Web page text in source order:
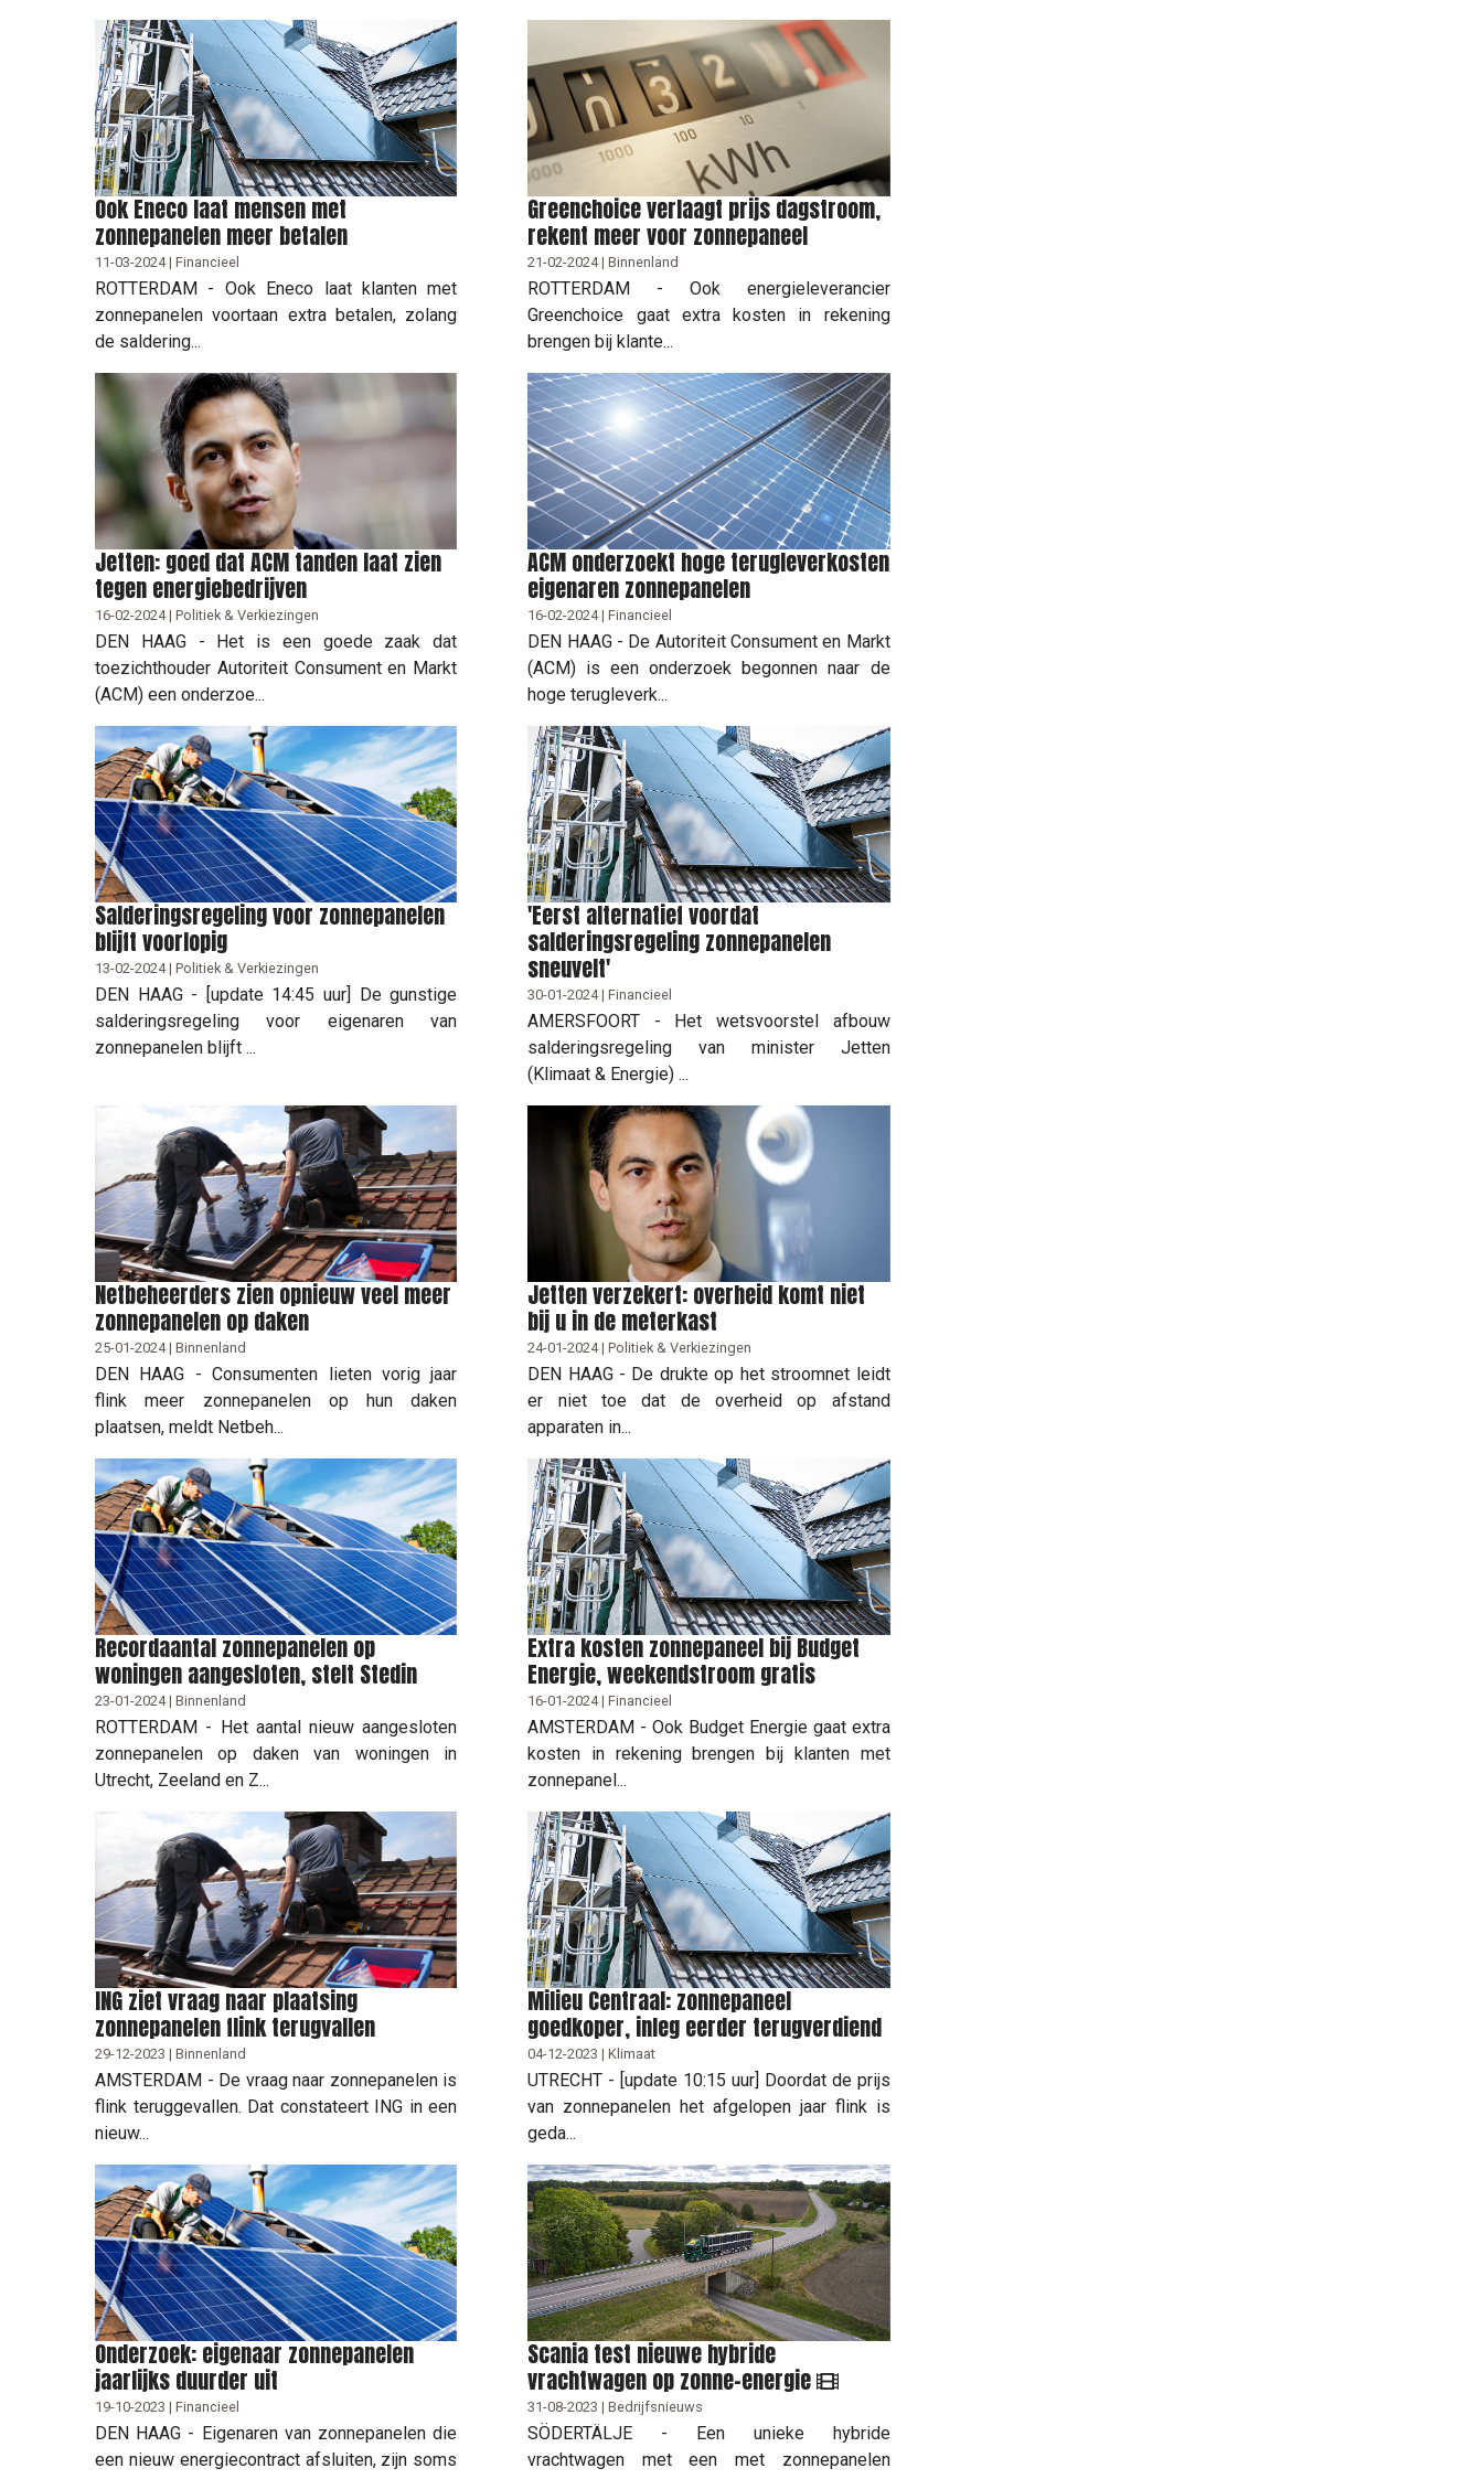
Ook Eneco laat mensen met
zonnepanelen meer betalen
11-03-2024 | Financieel
ROTTERDAM - Ook Eneco laat klanten met
zonnepanelen voortaan extra betalen, zolang
de saldering...
Greenchoice verlaagt prijs dagstroom,
rekent meer voor zonnepaneel
21-02-2024 | Binnenland
ROTTERDAM - Ook energieleverancier
Greenchoice gaat extra kosten in rekening
brengen bij klante...
Jetten: goed dat ACM tanden laat zien
tegen energiebedrijven
16-02-2024 | Politiek & Verkiezingen
DEN HAAG - Het is een goede zaak dat
toezichthouder Autoriteit Consument en Markt
(ACM) een onderzoe...
ACM onderzoekt hoge terugleverkosten
eigenaren zonnepanelen
16-02-2024 | Financieel
DEN HAAG - De Autoriteit Consument en Markt
(ACM) is een onderzoek begonnen naar de
hoge terugleverk...
Salderingsregeling voor zonnepanelen
blijft voorlopig
13-02-2024 | Politiek & Verkiezingen
DEN HAAG - [update 14:45 uur] De gunstige
salderingsregeling voor eigenaren van
zonnepanelen blijft ...
'Eerst alternatief voordat
salderingsregeling zonnepanelen
sneuvelt'
30-01-2024 | Financieel
AMERSFOORT - Het wetsvoorstel afbouw
salderingsregeling van minister Jetten
(Klimaat & Energie) ...
Netbeheerders zien opnieuw veel meer
zonnepanelen op daken
25-01-2024 | Binnenland
DEN HAAG - Consumenten lieten vorig jaar
flink meer zonnepanelen op hun daken
plaatsen, meldt Netbeh...
Jetten verzekert: overheid komt niet
bij u in de meterkast
24-01-2024 | Politiek & Verkiezingen
DEN HAAG - De drukte op het stroomnet leidt
er niet toe dat de overheid op afstand
apparaten in...
Recordaantal zonnepanelen op
woningen aangesloten, stelt Stedin
23-01-2024 | Binnenland
ROTTERDAM - Het aantal nieuw aangesloten
zonnepanelen op daken van woningen in
Utrecht, Zeeland en Z...
Extra kosten zonnepaneel bij Budget
Energie, weekendstroom gratis
16-01-2024 | Financieel
AMSTERDAM - Ook Budget Energie gaat extra
kosten in rekening brengen bij klanten met
zonnepanel...
ING ziet vraag naar plaatsing
zonnepanelen flink terugvallen
29-12-2023 | Binnenland
AMSTERDAM - De vraag naar zonnepanelen is
flink teruggevallen. Dat constateert ING in een
nieuw...
Milieu Centraal: zonnepaneel
goedkoper, inleg eerder terugverdiend
04-12-2023 | Klimaat
UTRECHT - [update 10:15 uur] Doordat de prijs
van zonnepanelen het afgelopen jaar flink is
geda...
Onderzoek: eigenaar zonnepanelen
jaarlijks duurder uit
19-10-2023 | Financieel
DEN HAAG - Eigenaren van zonnepanelen die
een nieuw energiecontract afsluiten, zijn soms
Scania test nieuwe hybride
vrachtwagen op zonne-energie
31-08-2023 | Bedrijfsnieuws
SÖDERTÄLJE - Een unieke hybride
vrachtwagen met een met zonnepanelen